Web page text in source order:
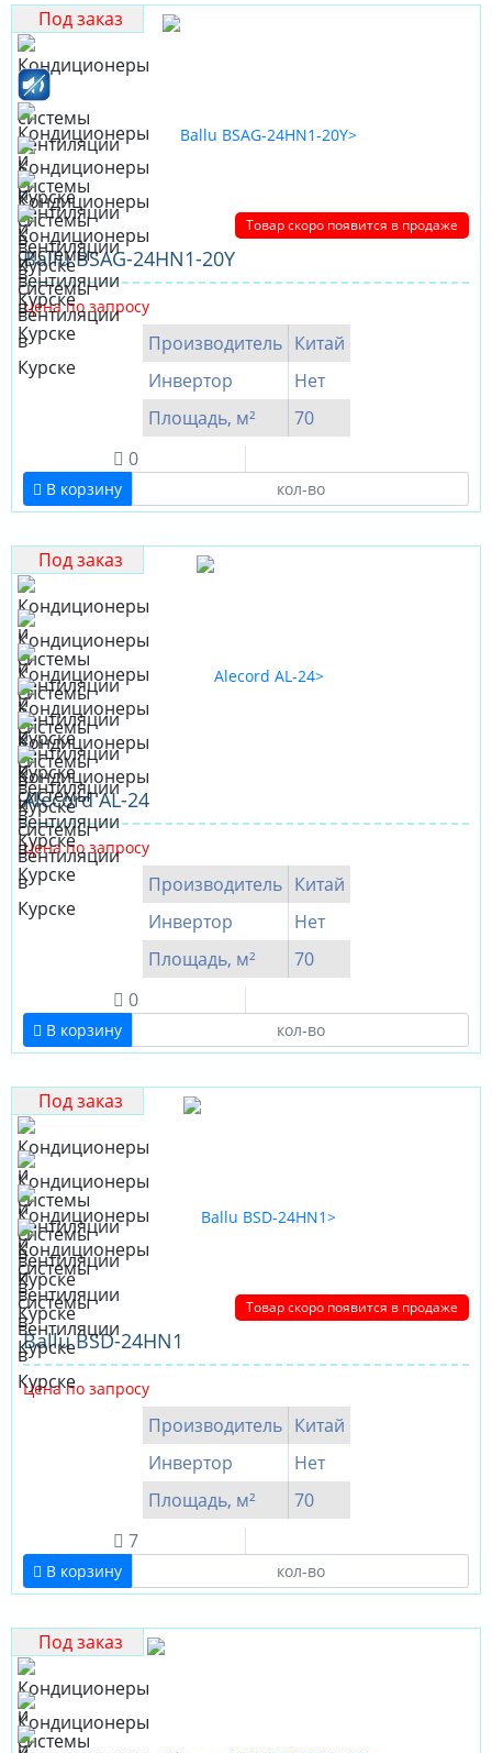
Под заказ
Товар скоро появится в продаже
Ballu BSAG-24HN1-20Y
Цена по запросу
Производитель Китай
Инвертор
Нет
Площадь, м²
70
0
В корзину
Под заказ
Alecord AL-24
Цена по запросу
Производитель Китай
Инвертор
Нет
Площадь, м²
70
0
В корзину
Под заказ
Товар скоро появится в продаже
Ballu BSD-24HN1
Цена по запросу
Производитель Китай
Инвертор
Нет
Площадь, м²
70
7
В корзину
Под заказ